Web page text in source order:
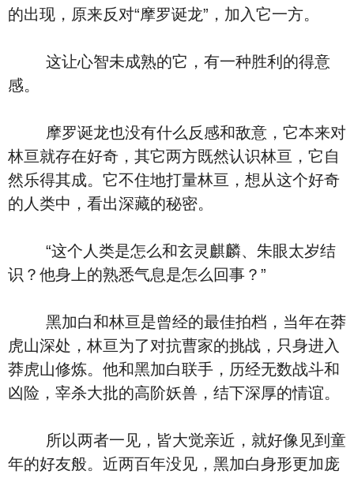
的出现，原来反对“摩罗诞龙”，加入它一方。
这让心智未成熟的它，有一种胜利的得意
感。
摩罗诞龙也没有什么反感和敌意，它本来对
林亘就存在好奇，其它两方既然认识林亘，它自
然乐得其成。它不住地打量林亘，想从这个好奇
的人类中，看出深藏的秘密。
“这个人类是怎么和玄灵麒麟、朱眼太岁结
识？他身上的熟悉气息是怎么回事？”
黑加白和林亘是曾经的最佳拍档，当年在莽
虎山深处，林亘为了对抗曹家的挑战，只身进入
莽虎山修炼。他和黑加白联手，历经无数战斗和
凶险，宰杀大批的高阶妖兽，结下深厚的情谊。
所以两者一见，皆大觉亲近，就好像见到童
年的好友般。近两百年没见，黑加白身形更加庞